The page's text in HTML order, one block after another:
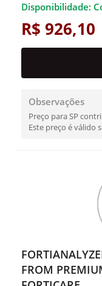
Disponibilidade:
R$ 926,10
Observações
Preço para SP
Este preço é válido
FROM